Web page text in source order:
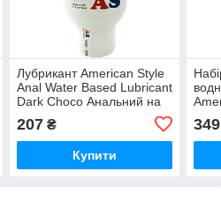
Лубрикант American Style
Anal Water Based Lubricant
Dark Choco Анальний на
водно-силіконовій основі
Шоколад 115 мл
207₴
Купити
115
349